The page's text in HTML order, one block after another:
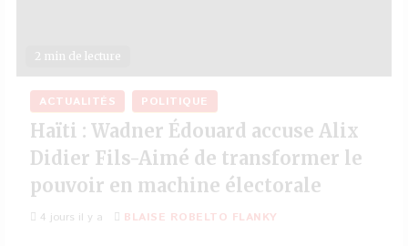
2 min de lecture
ACTUALITÉS POLITIQUE
Haïti : Wadner Édouard accuse Alix
Didier Fils-Aimé de transformer le
pouvoir en machine électorale
4 jours il y a BLAISE ROBELTO FLANKY